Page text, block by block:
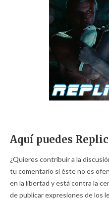
Aquí puedes
¿Quieres contribuir a la
tu comentario si éste no es
en la libertad y está contra la
de publicar expresiones de los